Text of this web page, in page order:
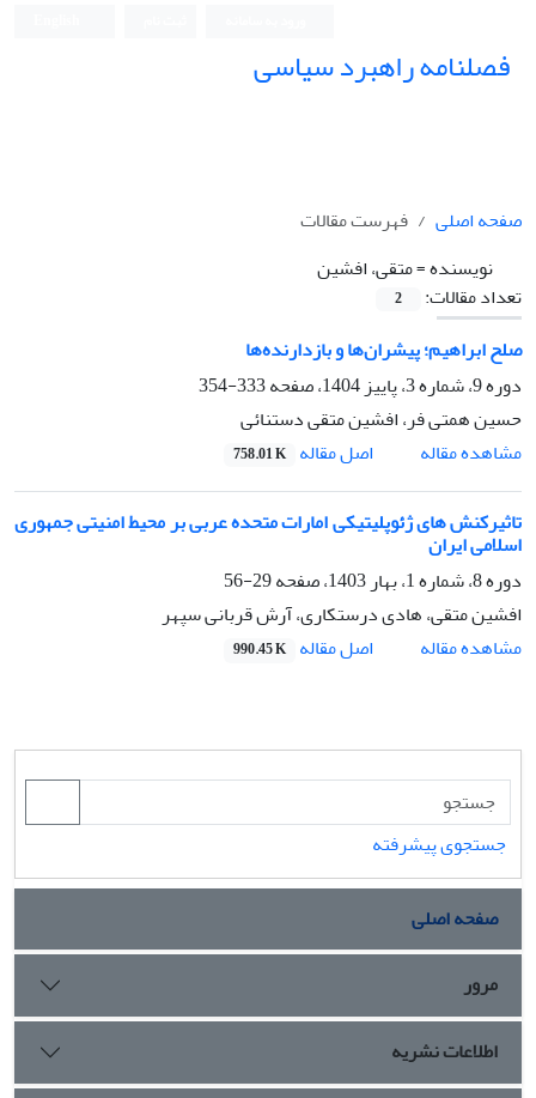
فصلنامه راهبرد سیاسی
صفحه اصلی
فهرست مقالات
نویسنده =متقی، افشین
تعداد مقالات:
2
صلح ابراهیم؛ پیشران‌ها و بازدارنده‌ها
دوره 9، شماره 3، پاییز 1404، صفحه
333-354
حسین همتی فر، افشین متقی دستنائی
مشاهده مقاله
اصل مقاله 758.01 K
تاثیرکنش های ژئوپلیتیکی امارات متحده عربی بر محیط امنیتی جمهوری
اسلامی ایران
دوره 8، شماره 1، بهار 1403، صفحه
29-56
افشین متقی، هادی درستکاری، آرش قربانی سپهر
مشاهده مقاله
اصل مقاله 990.45 K
جستجوی پیشرفته
صفحه اصلی
مرور
اطلاعات نشریه